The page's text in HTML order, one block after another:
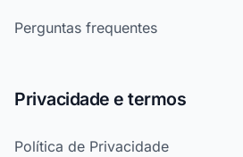
Perguntas frequentes
Privacidade e termos
Política de Privacidade